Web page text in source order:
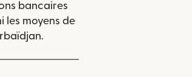
bancaires
les moyens de